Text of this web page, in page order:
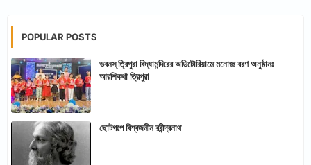
POPULAR POSTS
ভবনস্ ত্রিপুরা বিদ্যামন্দিরের অডিটোরিয়ামে মনোজ্ঞ বরণ অনুষ্ঠানঃ
আরশিকথা ত্রিপুরা
ছোটগল্পে বিশ্বজনীন রবীন্দ্রনাথ